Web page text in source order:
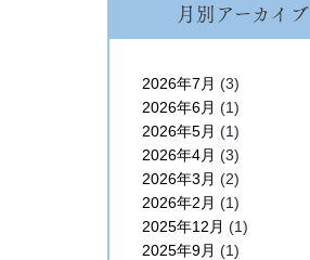
月別アーカイブ
2026年7月 (3)
2026年6月 (1)
2026年5月 (1)
2026年4月 (3)
2026年3月 (2)
2026年2月 (1)
2025年12月 (1)
2025年9月 (1)